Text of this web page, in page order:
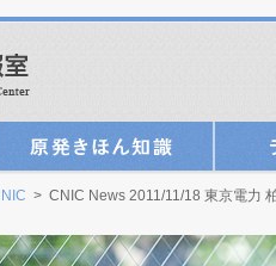
> CNIC News 2011/11/18 東京電力